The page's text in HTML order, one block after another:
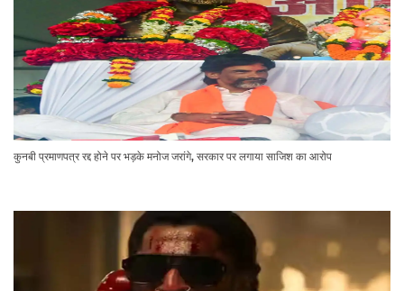
कुनबी प्रमाणपत्र रद्द होने पर भड़के मनोज जरांगे, सरकार पर लगाया साजिश का आरोप